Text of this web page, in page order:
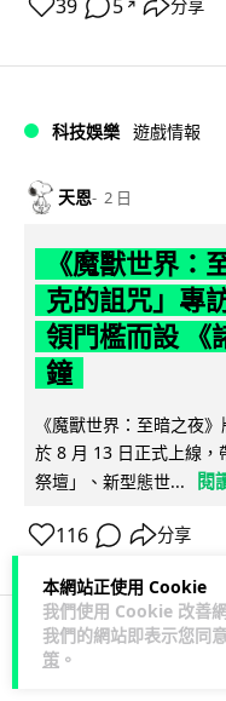
本網站正使用 Cookie
我們使用 Cookie 改善
我們的網站即表示您同
策 。
39 5 ↗ 分享
科技娛樂 遊戲情報
天恩 2 日
《魔獸世界：
克的詛咒」專
領門檻而設 《
鐘
《魔獸世界：至暗之夜
於 8 月 13 日正式上線，
祭壇」、新型態世...
閱
116 分享
科技娛樂